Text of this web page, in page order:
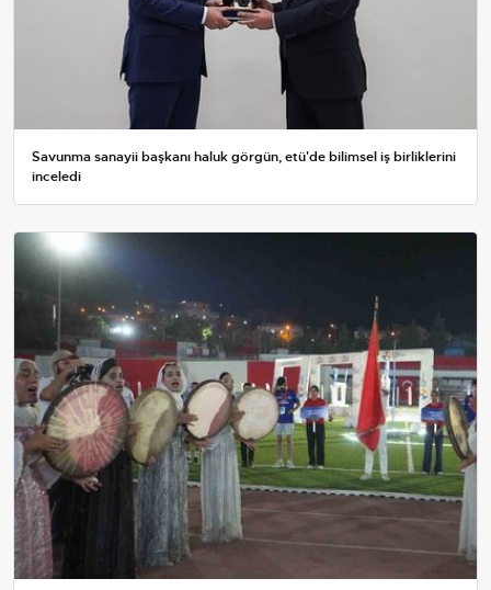
Savunma sanayii başkanı haluk görgün, etü'de bilimsel iş birliklerini
inceledi